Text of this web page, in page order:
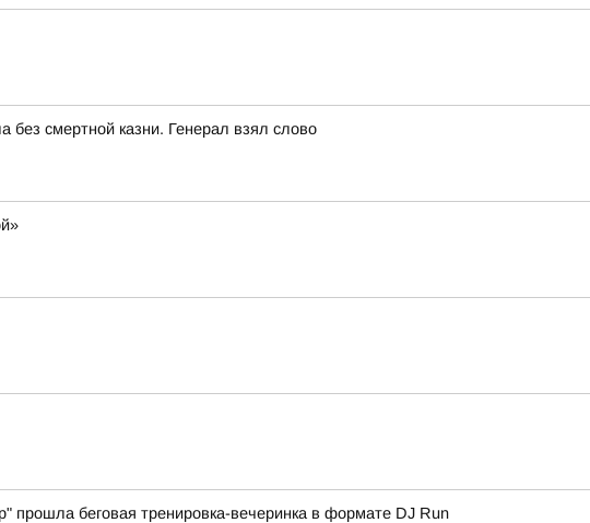
без смертной казни. Генерал взял слово
беговая тренировка-вечеринка в формате DJ Run